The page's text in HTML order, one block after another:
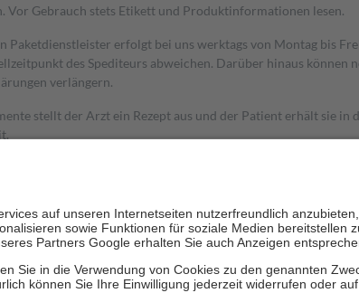
Vor Gebrauch stets Etikett und Produktinformationen lesen.
Paketdienstleister erfolgt bei uns werktags von Montag bis
des Spediteurs abweichen. Darüber hinaus
verlängern.
stellt der Arzt ein Rezept aus und der Patient erhält sie
beträgt die Zuzahlung zehn Prozent der Kosten sowie
ihre eigene Gesundheit zu stärken und die besondere
18. Lebensjahr mit Ausnahme der Fahrkosten
die von der GKV getragen werden